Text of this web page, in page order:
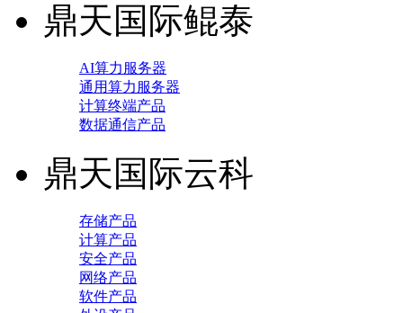
鼎天国际鲲泰
AI算力服务器
通用算力服务器
计算终端产品
数据通信产品
鼎天国际云科
存储产品
计算产品
安全产品
网络产品
软件产品